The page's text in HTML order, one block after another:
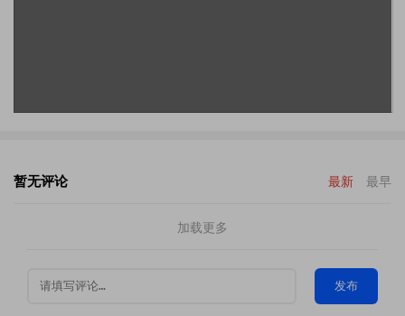
暂无评论 最新 最早
加载更多
发布